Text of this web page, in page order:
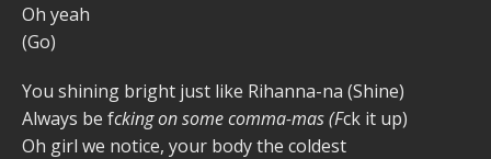
Oh yeah
(Go)
You shining bright just like Rihanna-na (Shine)
Always be fcking on some comma-mas (Fck it up)
Oh girl we notice, your body the coldest